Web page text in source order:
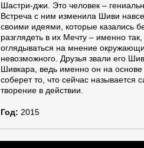
Шастри-джи. Это человек –
Встреча с ним изменила Шиви
своими идеями, которые казались
разглядеть в их Мечту – именно
оглядываться на мнение
невозможного. Друзья звали его
Шивкара, ведь именно он на
соберет то, что сейчас называется
творение в действии.
Год: 2015